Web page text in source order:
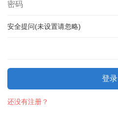
安全提问(未设置请忽略)
登录
还没有注册？